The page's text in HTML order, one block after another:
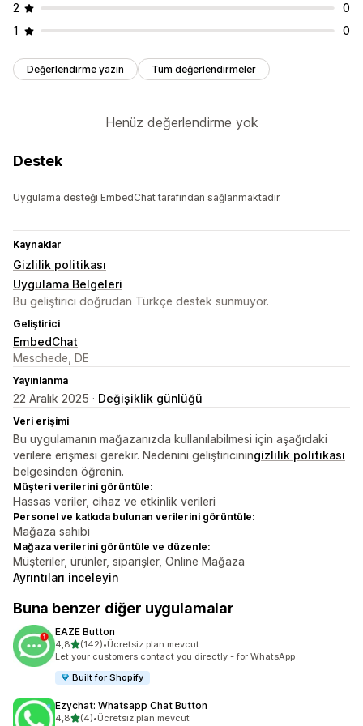
2
0
1
0
Değerlendirme yazın Tüm değerlendirmeler
Henüz değerlendirme yok
Destek
Uygulama desteği EmbedChat tarafından sağlanmaktadır.
Kaynaklar
Gizlilik politikası
Uygulama Belgeleri
Bu geliştirici doğrudan Türkçe destek sunmuyor.
Geliştirici
EmbedChat
Meschede, DE
Yayınlanma
22 Aralık 2025 · Değişiklik günlüğü
Veri erişimi
Bu uygulamanın mağazanızda kullanılabilmesi için aşağıdaki
verilere erişmesi gerekir. Nedenini geliştiriciningizlilik politikası
belgesinden öğrenin.
Müşteri verilerini görüntüle:
Hassas veriler, cihaz ve etkinlik verileri
Personel ve katkıda bulunan verilerini görüntüle:
Mağaza sahibi
Mağaza verilerini görüntüle ve düzenle:
Müşteriler, ürünler, siparişler, Online Mağaza
Ayrıntıları inceleyin
Buna benzer diğer uygulamalar
EAZE Button
4,85 yıldız üzerinden
(142)
toplam 142 değerlendirme
•Ücretsiz plan mevcut
Let your customers contact you directly - for WhatsApp
Built for Shopify
Ezychat: Whatsapp Chat Button
4,85 yıldız üzerinden
(4)
toplam 4 değerlendirme
•Ücretsiz plan mevcut